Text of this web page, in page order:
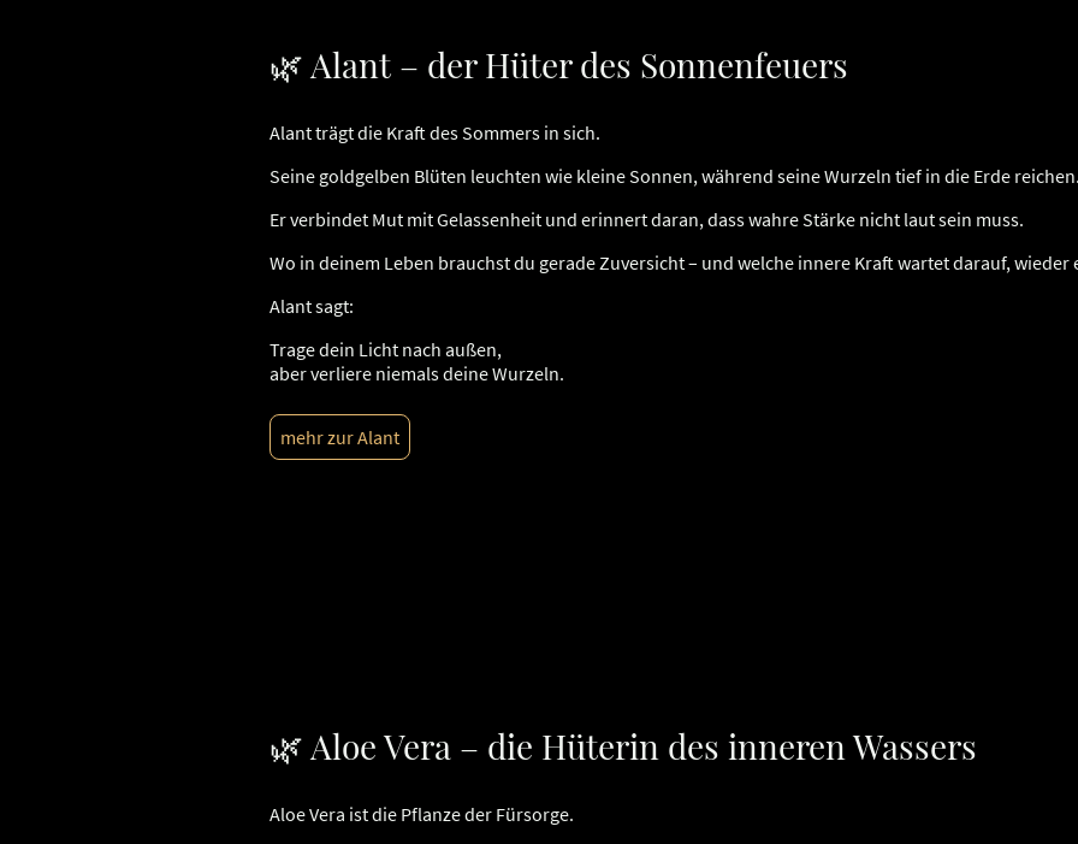
🌿 Alant – der Hüter des Sonnenfeuers
Alant trägt die Kraft des Sommers in sich.
Seine goldgelben Blüten leuchten wie kleine Sonnen, während seine Wurzeln tief in die Erde reichen.
Er verbindet Mut mit Gelassenheit und erinnert daran, dass wahre Stärke nicht laut sein muss.
Wo in deinem Leben brauchst du gerade Zuversicht – und welche innere Kraft wartet darauf, wieder
Alant sagt:
Trage dein Licht nach außen,
aber verliere niemals deine Wurzeln.
mehr zur Alant
🌿 Aloe Vera – die Hüterin des inneren Wassers
Aloe Vera ist die Pflanze der Fürsorge.